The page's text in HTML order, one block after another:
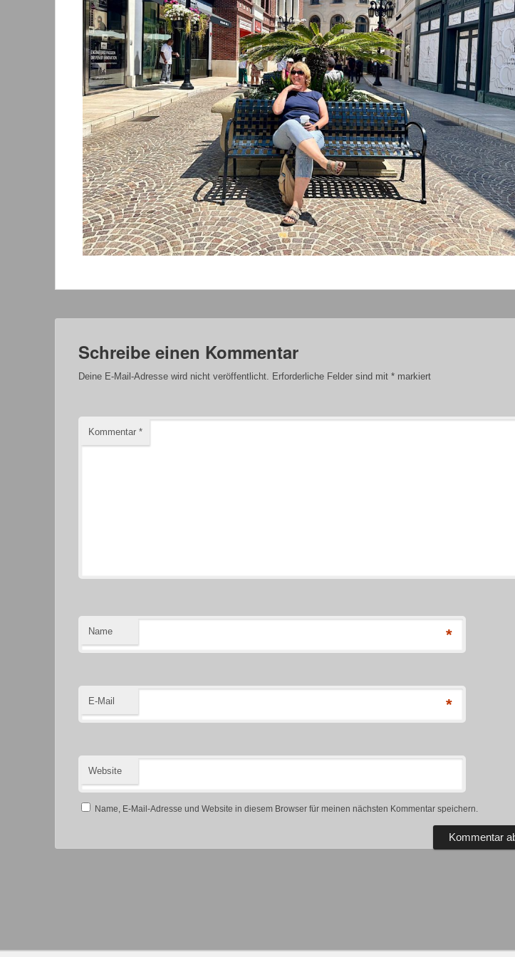
Schreibe einen Kommentar
Deine E-Mail-Adresse wird nicht veröffentlicht. Erforderliche Felder sind mit * markiert
Kommentar *
Name *
E-Mail *
Website
Name, E-Mail-Adresse und Website in diesem Browser für meinen nächsten Kommentar speichern.